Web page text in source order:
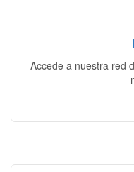
Accede a nuestra red